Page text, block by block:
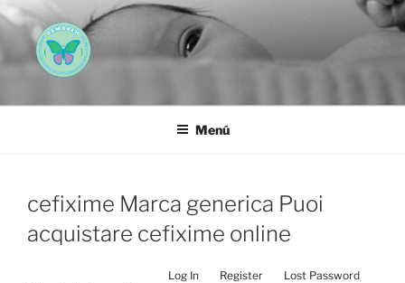
Saltar
al
contenido
AEMAREH
Menú
cefixime Marca generica Puoi
acquistare cefixime online
Log In Register
Lost Password